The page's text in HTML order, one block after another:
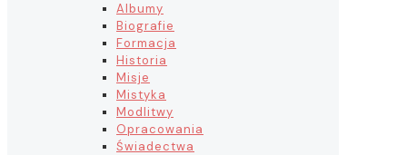
Albumy
Biografie
Formacja
Historia
Misje
Mistyka
Modlitwy
Opracowania
Świadectwa